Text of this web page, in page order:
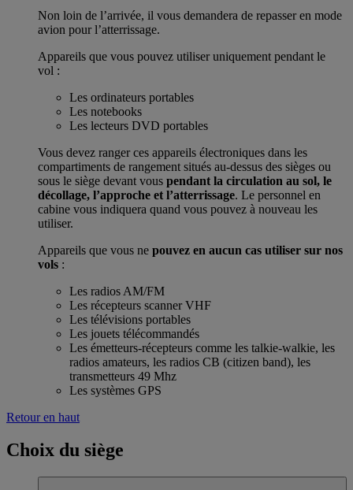
Non loin de l’arrivée, il vous demandera de repasser en mode
avion pour l’atterrissage.
Appareils que vous pouvez utiliser uniquement pendant le
vol :
Les ordinateurs portables
Les notebooks
Les lecteurs DVD portables
Vous devez ranger ces appareils électroniques dans les
compartiments de rangement situés au-dessus des sièges ou
sous le siège devant vous pendant la circulation au sol, le
décollage, l’approche et l’atterrissage. Le personnel en
cabine vous indiquera quand vous pouvez à nouveau les
utiliser.
Appareils que vous ne pouvez en aucun cas utiliser sur nos
vols :
Les radios AM/FM
Les récepteurs scanner VHF
Les télévisions portables
Les jouets télécommandés
Les émetteurs-récepteurs comme les talkie-walkie, les
radios amateurs, les radios CB (citizen band), les
transmetteurs 49 Mhz
Les systèmes GPS
Retour en haut
Choix du siège